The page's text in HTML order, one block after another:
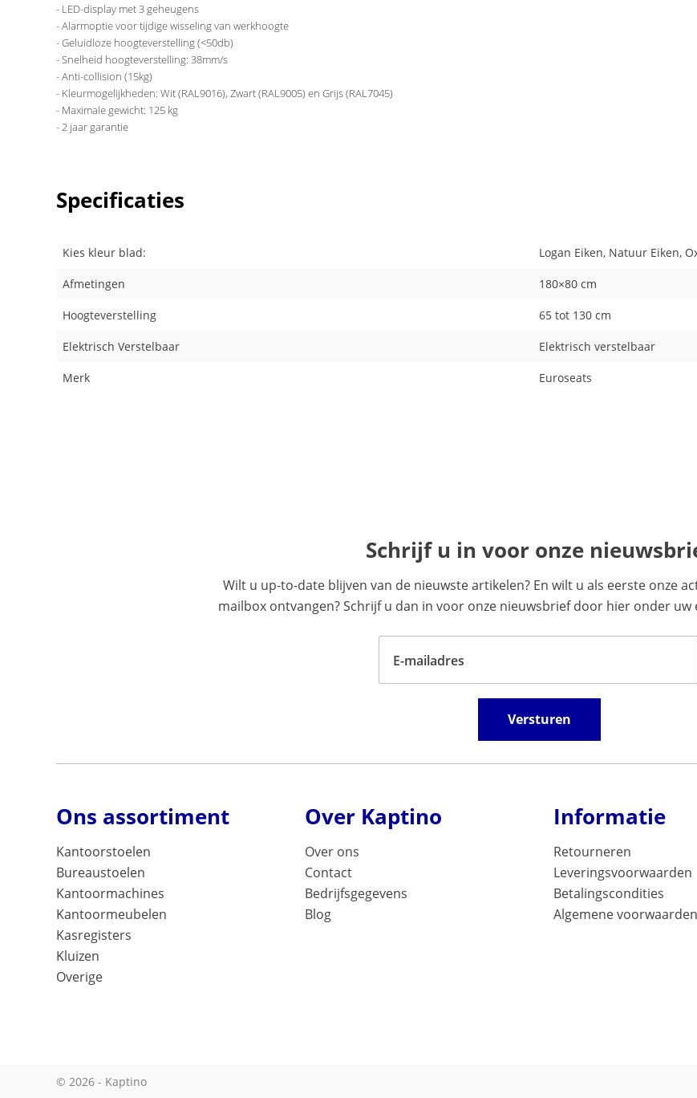
- LED-display met 3 geheugens
- Alarmoptie voor tijdige wisseling van werkhoogte
- Geluidloze hoogteverstelling (<50db)
- Snelheid hoogteverstelling: 38mm/s
- Anti-collision (15kg)
- Kleurmogelijkheden: Wit (RAL9016), Zwart (RAL9005) en Grijs (RAL7045)
- Maximale gewicht: 125 kg
- 2 jaar garantie
Specificaties
Kies kleur blad: Logan Eiken, Natuur Eiken,
Afmetingen 180×80 cm
Hoogteverstelling 65 tot 130 cm
Elektrisch Verstelbaar Elektrisch verstelbaar
Merk Euroseats
Schrijf u in voor onze
Wilt u up-to-date blijven van de nieuwste artikelen? En wilt u als eerste onze
mailbox ontvangen? Schrijf u dan in voor onze nieuwsbrief door hier onder
E-mailadres
Versturen
Ons assortiment
Kantoorstoelen
Bureaustoelen
Kantoormachines
Kantoormeubelen
Kasregisters
Kluizen
Overige
Over Kaptino
Over ons
Contact
Bedrijfsgegevens
Blog
Informatie
Retourneren
Leveringsvoorwaarden
Betalingscondities
Algemene voorwaarden
© 2026 - Kaptino